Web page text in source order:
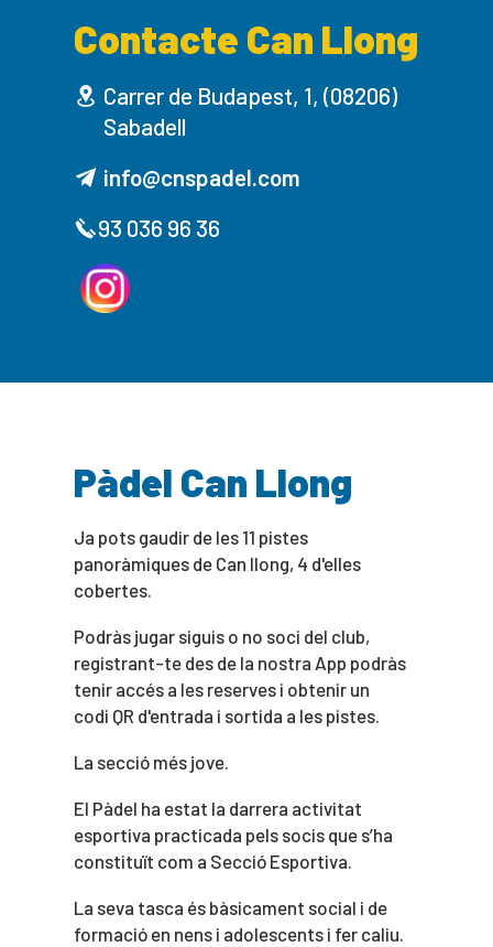
Contacte Can Llong
Carrer de Budapest, 1, (08206)
Sabadell
info@cnspadel.com
93 036 96 36
Pàdel Can Llong
Ja pots gaudir de les 11 pistes
panoràmiques de Can llong, 4 d'elles
cobertes.
Podràs jugar siguis o no soci del club,
registrant-te des de la nostra App podràs
tenir accés a les reserves i obtenir un
codi QR d'entrada i sortida a les pistes.
La secció més jove.
El Pàdel ha estat la darrera activitat
esportiva practicada pels socis que s’ha
constituït com a Secció Esportiva.
La seva tasca és bàsicament social i de
formació en nens i adolescents i fer caliu.